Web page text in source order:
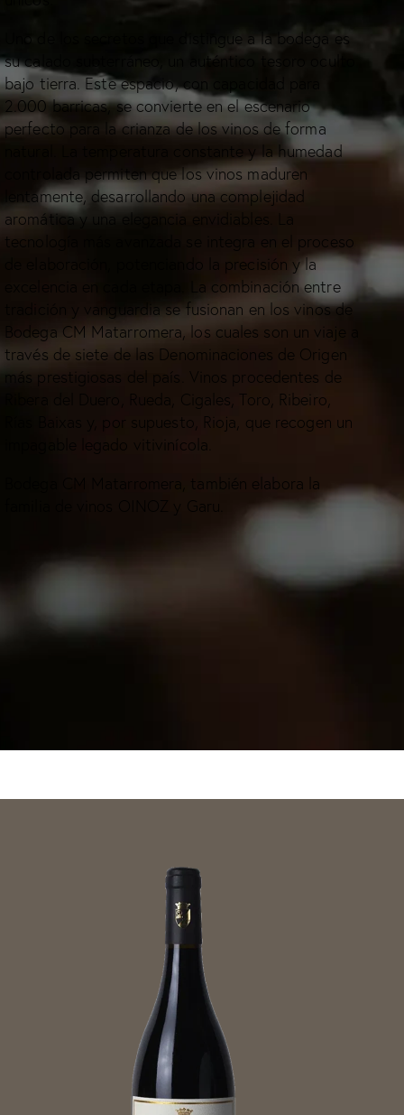
Uno de los secretos que distingue a la bodega es
su calado subterráneo, un auténtico tesoro oculto
bajo tierra. Este espacio, con capacidad para
2.000 barricas, se convierte en el escenario
perfecto para la crianza de los vinos de forma
natural. La temperatura constante y la humedad
controlada permiten que los vinos maduren
lentamente, desarrollando una complejidad
aromática y una elegancia envidiables. La
tecnología más avanzada se integra en el proceso
de elaboración, potenciando la precisión y la
excelencia en cada etapa. La combinación entre
tradición y vanguardia se fusionan en los vinos de
Bodega CM Matarromera, los cuales son un viaje a
través de siete de las Denominaciones de Origen
más prestigiosas del país. Vinos procedentes de
Ribera del Duero, Rueda, Cigales, Toro, Ribeiro,
Rías Baixas y, por supuesto, Rioja, que recogen un
impagable legado vitivinícola.
Bodega CM Matarromera, también elabora la
familia de vinos OINOZ y Garu.